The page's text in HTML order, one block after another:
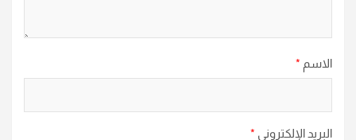
الاسم *
البريد الإلكتروني *